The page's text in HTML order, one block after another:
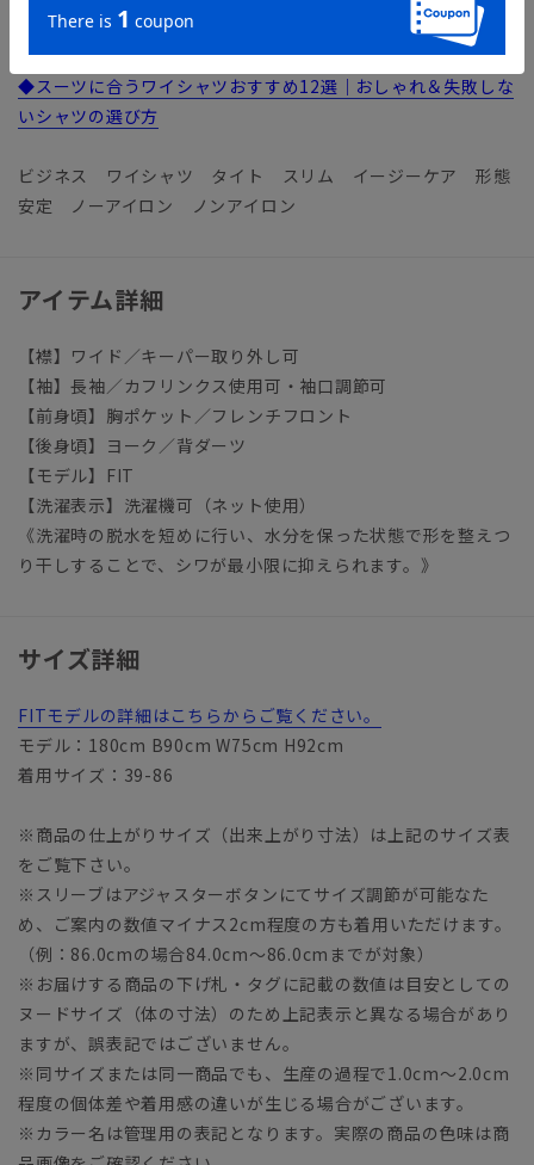
【参考情報】The Style Dictionary
◆スーツに合うワイシャツおすすめ12選｜おしゃれ＆失敗しな
いシャツの選び方
ビジネス ワイシャツ タイト スリム イージーケア 形態
安定 ノーアイロン ノンアイロン
アイテム詳細
【襟】ワイド／キーパー取り外し可
【袖】長袖／カフリンクス使用可・袖口調節可
【前身頃】胸ポケット／フレンチフロント
【後身頃】ヨーク／背ダーツ
【モデル】FIT
【洗濯表示】洗濯機可（ネット使用）
《洗濯時の脱水を短めに行い、水分を保った状態で形を整えつ
り干しすることで、シワが最小限に抑えられます。》
サイズ詳細
FITモデルの詳細はこちらからご覧ください。
モデル：180cm B90cm W75cm H92cm
着用サイズ：39-86
※商品の仕上がりサイズ（出来上がり寸法）は上記のサイズ表
をご覧下さい。
※スリーブはアジャスターボタンにてサイズ調節が可能なた
め、ご案内の数値マイナス2cm程度の方も着用いただけます。
（例：86.0cmの場合84.0cm～86.0cmまでが対象）
※お届けする商品の下げ札・タグに記載の数値は目安としての
ヌードサイズ（体の寸法）のため上記表示と異なる場合があり
ますが、誤表記ではございません。
※同サイズまたは同一商品でも、生産の過程で1.0cm～2.0cm
程度の個体差や着用感の違いが生じる場合がございます。
※カラー名は管理用の表記となります。実際の商品の色味は商